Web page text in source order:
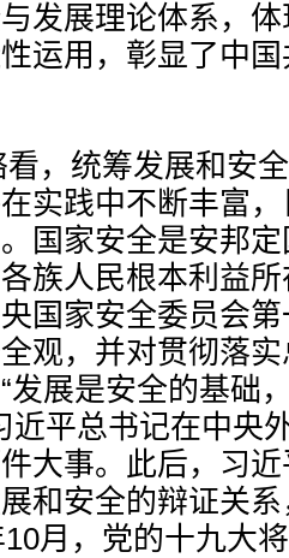
发展理论体系，
运用，彰显了中
，统筹发展和安
实践中不断丰富
国家安全是安邦
族人民根本利益
国家安全委员会
观，并对贯彻落
发展是安全的基础
近平总书记在中央
大事。此后，习
和安全的辩证关
月，党的十九大